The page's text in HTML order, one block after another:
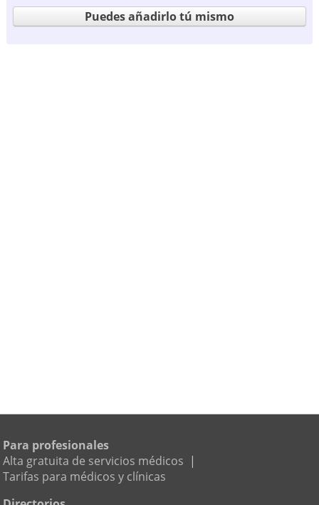
Puedes añadirlo tú mismo
Para profesionales
Alta gratuita de servicios médicos |
Tarifas para médicos y clínicas